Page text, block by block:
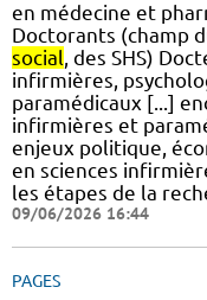
en médecine et
Doctorants (champ
social, des SHS)
infirmières,
paramédicaux [...]
infirmières et
enjeux politique,
en sciences
les étapes de la
09/06/2026 16:44
PAGES